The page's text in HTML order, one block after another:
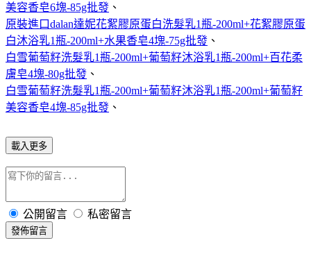
美容香皂6塊-85g批發 、
原裝進口dalan達妮花絮膠原蛋白洗髮乳1瓶-200ml+花絮膠原蛋
白沐浴乳1瓶-200ml+水果香皂4塊-75g批發 、
白雪葡萄籽洗髮乳1瓶-200ml+葡萄籽沐浴乳1瓶-200ml+百花柔
膚皂4塊-80g批發 、
白雪葡萄籽洗髮乳1瓶-200ml+葡萄籽沐浴乳1瓶-200ml+葡萄籽
美容香皂4塊-85g批發 、
載入更多
公開留言 私密留言
發佈留言